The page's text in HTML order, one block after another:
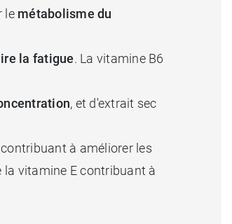
le métabolisme du
la fatigue. La vitamine B6
, et d'extrait sec
à améliorer les
la vitamine E contribuant à